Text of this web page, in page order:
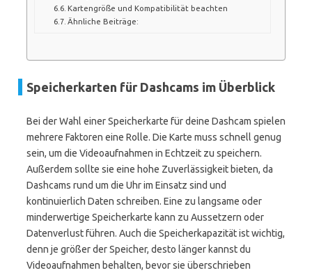
Kartengröße und Kompatibilität beachten
Ähnliche Beiträge:
Speicherkarten für Dashcams im Überblick
Bei der Wahl einer Speicherkarte für deine Dashcam spielen
mehrere Faktoren eine Rolle. Die Karte muss schnell genug
sein, um die Videoaufnahmen in Echtzeit zu speichern.
Außerdem sollte sie eine hohe Zuverlässigkeit bieten, da
Dashcams rund um die Uhr im Einsatz sind und
kontinuierlich Daten schreiben. Eine zu langsame oder
minderwertige Speicherkarte kann zu Aussetzern oder
Datenverlust führen. Auch die Speicherkapazität ist wichtig,
denn je größer der Speicher, desto länger kannst du
Videoaufnahmen behalten, bevor sie überschrieben